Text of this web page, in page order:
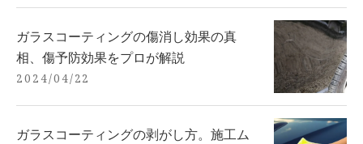
ガラスコーティングの傷消し効果の真
相、傷予防効果をプロが解説
2024/04/22
ガラスコーティングの剥がし方。施工ム